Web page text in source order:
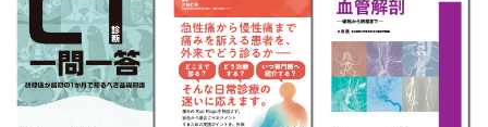
SpAの診断と分類基準の関係
HLA-B27やその他の遺伝子変異とSpAの病態生理
腸管dysbiosisおよびIBDとSpAの関係
メカニカルストレスと付着部炎のメカニズム
Type3 immunityとSpA